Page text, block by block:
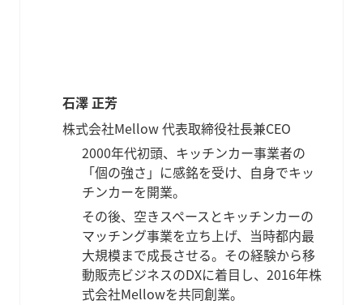
石澤 正芳
株式会社Mellow 代表取締役社長兼CEO
2000年代初頭、キッチンカー事業者の
「個の強さ」に感銘を受け、自身でキッ
チンカーを開業。
その後、空きスペースとキッチンカーの
マッチング事業を立ち上げ、当時都内最
大規模まで成長させる。その経験から移
動販売ビジネスのDXに着目し、2016年株
式会社Mellowを共同創業。